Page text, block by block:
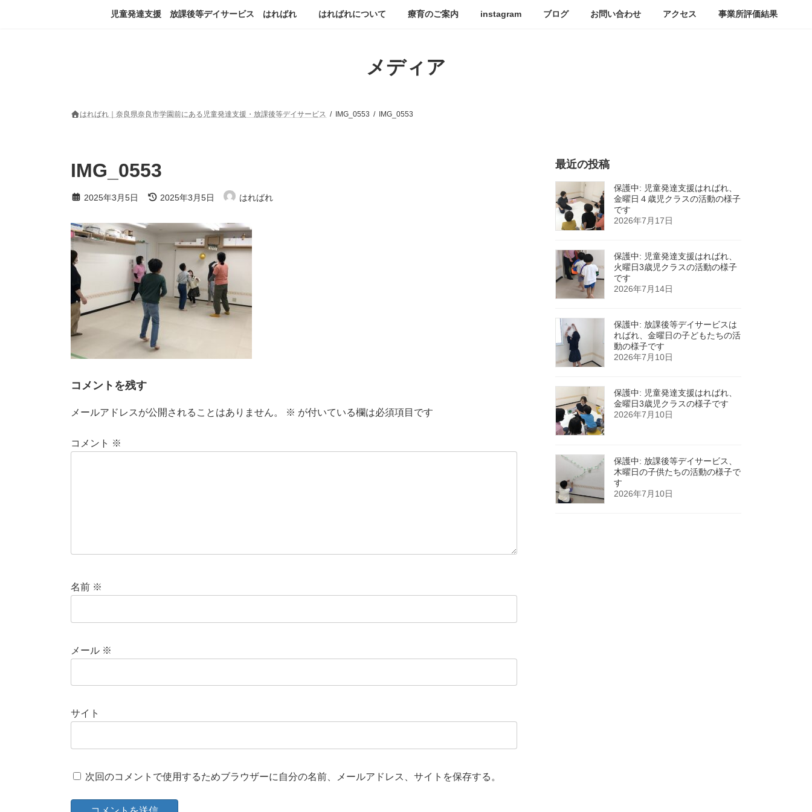
児童発達支援 放課後等デイサービス はればれ はればれについて 療育のご案内 instagram ブログ お問い合わせ アクセス 事業所評価結果
メディア
はればれ｜奈良県奈良市学園前にある児童発達支援・放課後等デイサービス IMG_0553 IMG_0553
IMG_0553
2025年3月5日
最
終
新
時
:
2025年3月5日 はればれ
コメントを残す
メールアドレスが公開されることはありません。 ※ が付いている欄は必須項目です
コメント ※
名前 ※
メール ※
サイト
次回のコメントで使用するためブラウザーに自分の名前、メールアドレス、サイトを保存する。
最近の投稿
保護中: 児童発達支援はればれ、
金曜日４歳児クラスの活動の様子
です
2026年7月17日
保護中: 児童発達支援はればれ、
火曜日3歳児クラスの活動の様子
です
2026年7月14日
保護中: 放課後等デイサービスは
ればれ、金曜日の子どもたちの活
動の様子です
2026年7月10日
保護中: 児童発達支援はればれ、
金曜日3歳児クラスの様子です
2026年7月10日
保護中: 放課後等デイサービス、
木曜日の子供たちの活動の様子で
す
2026年7月10日